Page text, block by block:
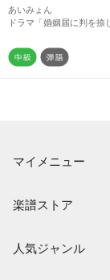
あいみょん
ドラマ「婚姻届に判を捺
マイメニュー
退会はこちら
楽譜ストア
人気ジャンル